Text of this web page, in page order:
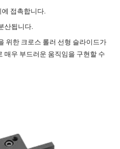
에 접촉합니다.
산됩니다.
위한 크로스 롤러 선형 슬라이드가
매우 부드러운 움직임을 구현할 수